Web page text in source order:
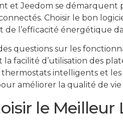
et Jeedom se
Choisir le bon
l’efficacité énergétique
questions sur les
facilité d’utilisation des
intelligents et les
améliorer la qualité de
le Meilleur